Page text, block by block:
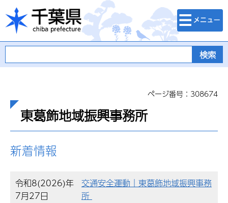
千葉県
検索・メニュ
ー
ページ番号：308674
東葛飾地域振興事務所
新着情報
令和8(2026)年
7月27日
交通安全運動｜東葛飾地域振興事務
所